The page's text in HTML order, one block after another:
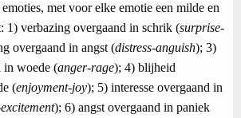
met voor elke emotie een milde en
1) verbazing overgaand in schrik (surprise-
overgaand in angst (distress-anguish); 3)
in woede (anger-rage); 4) blijheid
(enjoyment-joy); 5) interesse overgaand in
); 6) angst overgaand in paniek